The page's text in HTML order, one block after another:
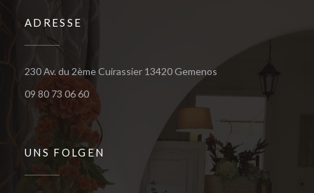
ADRESSE
230 Av. du 2ème Cuirassier 13420 Gemenos
09 80 73 06 60
UNS FOLGEN